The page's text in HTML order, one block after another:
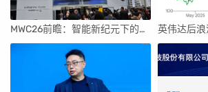
MWC26前瞻：智能新纪元下的科技盛宴